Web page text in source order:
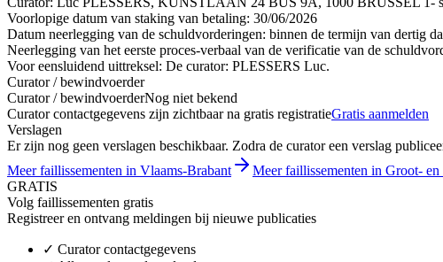
Voorlopige datum van staking van betaling: 30/06/2026
Datum neerlegging van de schuldvorderingen: binnen de termijn van dertig
Neerlegging van het eerste proces-verbaal van de verificatie van de
Voor eensluidend uittreksel: De curator: PLESSERS Luc.
Curator / bewindvoerder
Curator / bewindvoerderNog niet bekend
Curator contactgegevens zijn zichtbaar na gratis registratieGratis aanmelden
Verslagen
Er zijn nog geen verslagen beschikbaar. Zodra de curator een verslag
Meer faillissementen in Vlaams-Brabant
Meer faillissementen in Groot-
GRATIS
Volg faillissementen gratis
Registreer en ontvang meldingen bij nieuwe publicaties
✓ Curator contactgegevens